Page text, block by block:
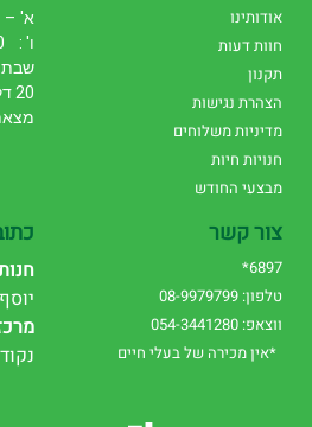
אודותינו
חוות דעות
תקנון
הצהרת נגישות
מדיניות משלוחים
חנויות חיות
מבצעי החודש
א' – ה' :
ו' : 8:00 – 15:00
שבת
20 דקות
מצאת
צור קשר
6897*
טלפון: 08-9979799
ווצאפ: 054-3441280
*אין מכירה של בעלי חיים
יוסף